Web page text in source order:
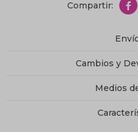

Cambios y
Medios